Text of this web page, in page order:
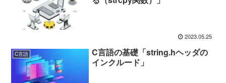
2023.05.25
C言語
C言語の基礎「string.hヘッダの
インクルード」